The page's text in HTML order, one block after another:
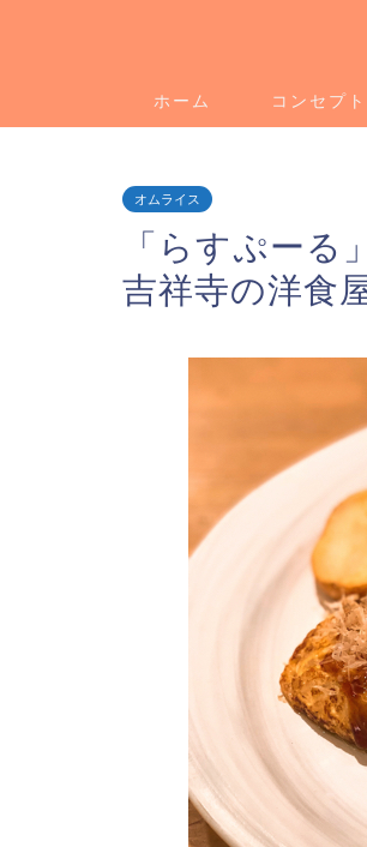
ホーム コンセプト
オムライス
「らすぷー
吉祥寺の洋食